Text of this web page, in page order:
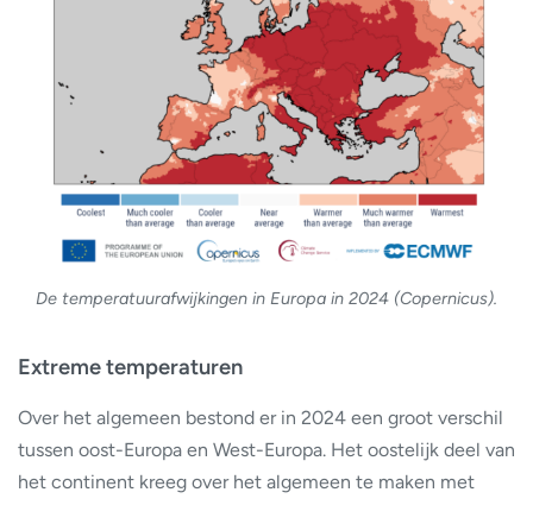
De temperatuurafwijkingen in Europa in 2024 (Copernicus).
Extreme temperaturen
Over het algemeen bestond er in 2024 een groot verschil
tussen oost-Europa en West-Europa. Het oostelijk deel van
het continent kreeg over het algemeen te maken met